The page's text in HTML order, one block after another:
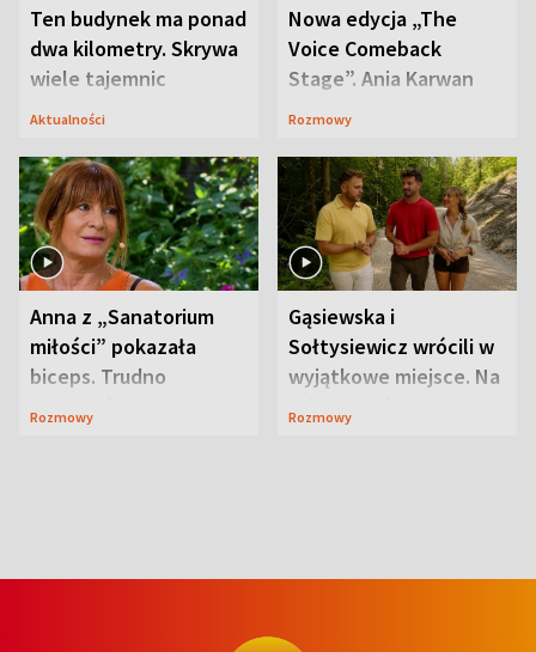
Ten budynek ma ponad
dwa kilometry. Skrywa
wiele tajemnic
Aktualności
Nowa edycja „The
Voice Comeback
Stage”. Ania Karwan
zapowiada
Rozmowy
Anna z „Sanatorium
miłości” pokazała
biceps. Trudno
uwierzyć, co przeszła
Rozmowy
Gąsiewska i
Sołtysiewicz wrócili w
wyjątkowe miejsce. Na
szlaku czekał
Rozmowy